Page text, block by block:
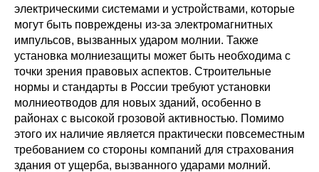
электрическими системами и устройствами, которые
могут быть повреждены из-за электромагнитных
импульсов, вызванных ударом молнии. Также
установка молниезащиты может быть необходима с
точки зрения правовых аспектов. Строительные
нормы и стандарты в России требуют установки
молниеотводов для новых зданий, особенно в
районах с высокой грозовой активностью. Помимо
этого их наличие является практически повсеместным
требованием со стороны компаний для страхования
здания от ущерба, вызванного ударами молний.